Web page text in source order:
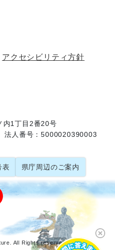
アクセシビリティ方針
内1丁目2番20号
法人番号：5000020390003
表 県庁周辺のご案内
All Rights reserved.